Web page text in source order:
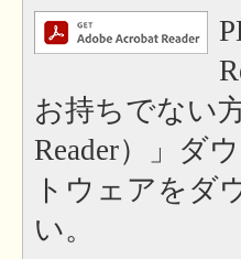
お持ちでない
Reader）」ダ
トウェアをダ
い。